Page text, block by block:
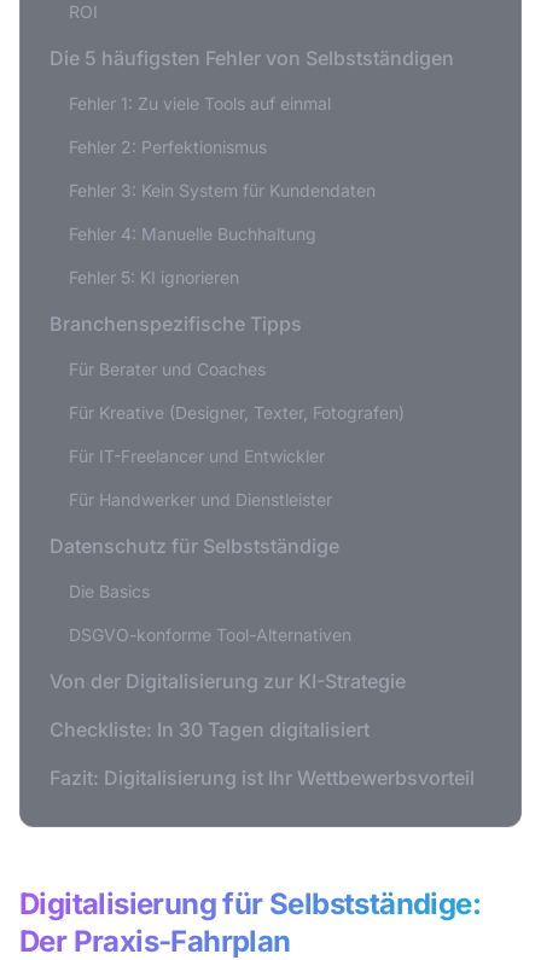
ROI
Die 5 häufigsten Fehler von Selbstständigen
Fehler 1: Zu viele Tools auf einmal
Fehler 2: Perfektionismus
Fehler 3: Kein System für Kundendaten
Fehler 4: Manuelle Buchhaltung
Fehler 5: KI ignorieren
Branchenspezifische Tipps
Für Berater und Coaches
Für Kreative (Designer, Texter, Fotografen)
Für IT-Freelancer und Entwickler
Für Handwerker und Dienstleister
Datenschutz für Selbstständige
Die Basics
DSGVO-konforme Tool-Alternativen
Von der Digitalisierung zur KI-Strategie
Checkliste: In 30 Tagen digitalisiert
Fazit: Digitalisierung ist Ihr Wettbewerbsvorteil
Digitalisierung für Selbstständige:
Der Praxis-Fahrplan